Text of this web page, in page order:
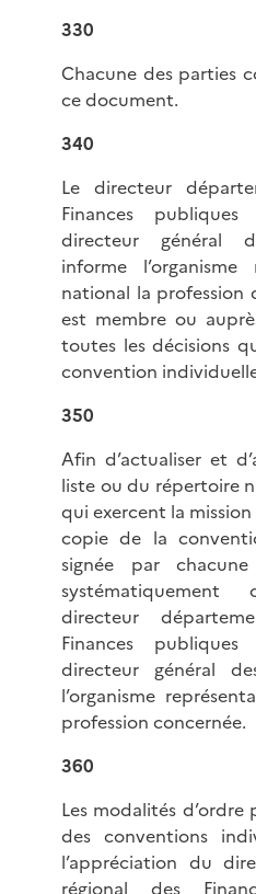
330
Chacune des parties
ce document.
340
Le directeur
Finances
directeur général
informe
national la
est membre ou
toutes les décisions
convention
350
Afin d’actualiser et
liste ou du répertoire
qui exercent la
copie de la
signée par
directeur
Finances
directeur général
l’organisme
profession concernée.
360
Les modalités
des conventions
l’appréciation du
régional des